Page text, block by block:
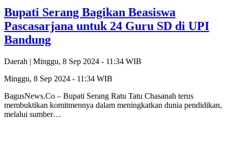
Bupati Serang Bagikan Beasiswa
Pascasarjana untuk 24 Guru SD di UPI
Bandung
Daerah | Minggu, 8 Sep 2024 - 11:34 WIB
Minggu, 8 Sep 2024 - 11:34 WIB
BagusNews.Co – Bupati Serang Ratu Tatu Chasanah terus
membuktikan komitmennya dalam meningkatkan dunia pendidikan,
melalui sumber…